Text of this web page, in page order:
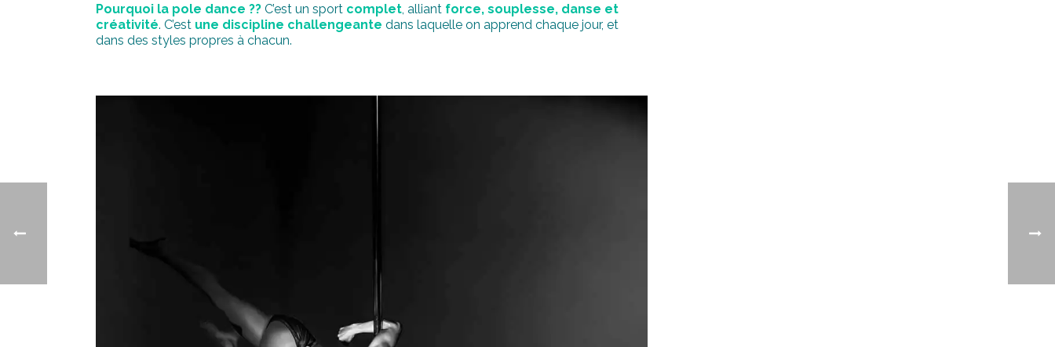
Pourquoi la pole dance ?? C’est un sport complet , alliant force, souplesse, danse et
créativité. C’est une discipline challengeante dans laquelle on apprend chaque jour, et
dans des styles propres à chacun.